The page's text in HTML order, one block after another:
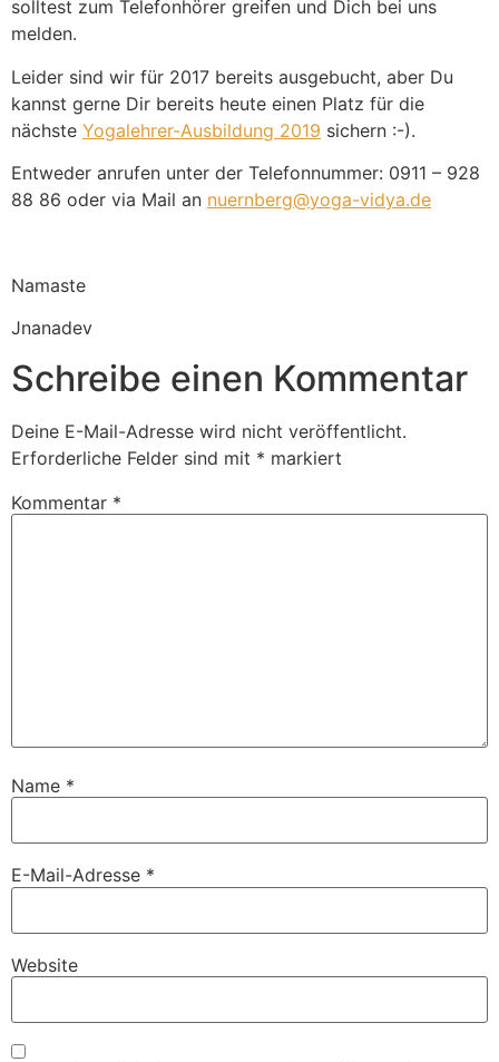
solltest zum Telefonhörer greifen und Dich bei uns
melden.
Leider sind wir für 2017 bereits ausgebucht, aber Du
kannst gerne Dir bereits heute einen Platz für die
nächste Yogalehrer-Ausbildung 2019 sichern :-).
Entweder anrufen unter der Telefonnummer: 0911 – 928
88 86 oder via Mail an nuernberg@yoga-vidya.de
Namaste
Jnanadev
Schreibe einen Kommentar
Deine E-Mail-Adresse wird nicht veröffentlicht.
Erforderliche Felder sind mit * markiert
Kommentar *
Name *
E-Mail-Adresse *
Website